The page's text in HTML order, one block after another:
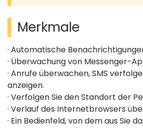
Merkmale
· Automatische
· Überwachung von Messenger-
· Anrufe überwachen, SMS
anzeigen.
· Verfolgen Sie den Standort der
· Verlauf des Internetbrowsers
· Ein Bedienfeld, von dem aus Sie